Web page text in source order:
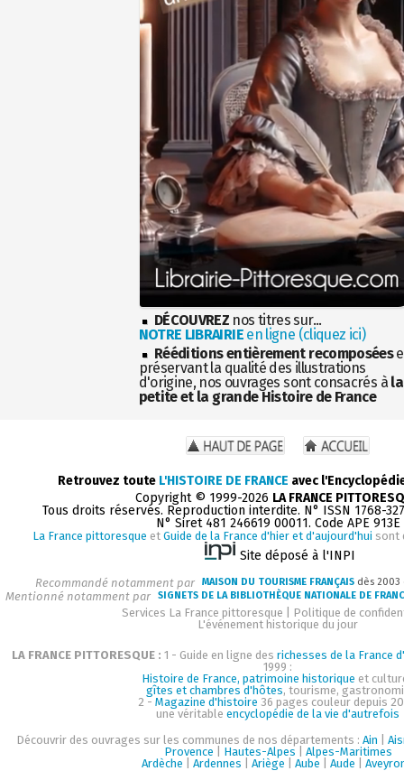
DÉCOUVREZ nos titres sur...
NOTRE LIBRAIRIEen ligne (cliquez ici)
Rééditions entièrement recomposées
préservant la qualité des illustrations
d'origine, nos ouvrages sont consacrés à la
petite et la grande Histoire de France
Retrouvez toute L'HISTOIRE DE FRANCE avec
Copyright © 1999-2026 LA FRANCE
Tous droits réservés. Reproduction interdite. N° ISSN 1768-
N° Siret 481 246619 00011. Code APE 913E
La France pittoresque et Guide de la France d'hier et d'aujourd'hui sont
Site déposé à l'INPI
Recommandé notamment par MAISON DU TOURISME FRANÇAIS dès
Mentionné notamment par SIGNETS DE LA BIBLIOTHÈQUE NATIONALE DE
Services La France pittoresque
Politique de
L'événement historique du jour
LA FRANCE PITTORESQUE : 1 - Guide en ligne des richesses de la France
1999 :
Histoire de France, patrimoine historique et
gîtes et chambres d'hôtes, tourisme,
2 - Magazine d'histoire 36 pages couleur depuis
une véritable encyclopédie de la vie d'autrefois
Découvrir des ouvrages sur les communes de nos départements : Ain
Provence
Hautes-Alpes
Alpes-Maritimes
Ardèche
Ardennes Ariège Aube Aude